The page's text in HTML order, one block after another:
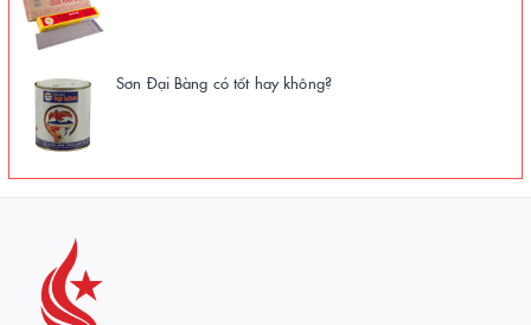
Sơn Đại Bàng có tốt hay không?